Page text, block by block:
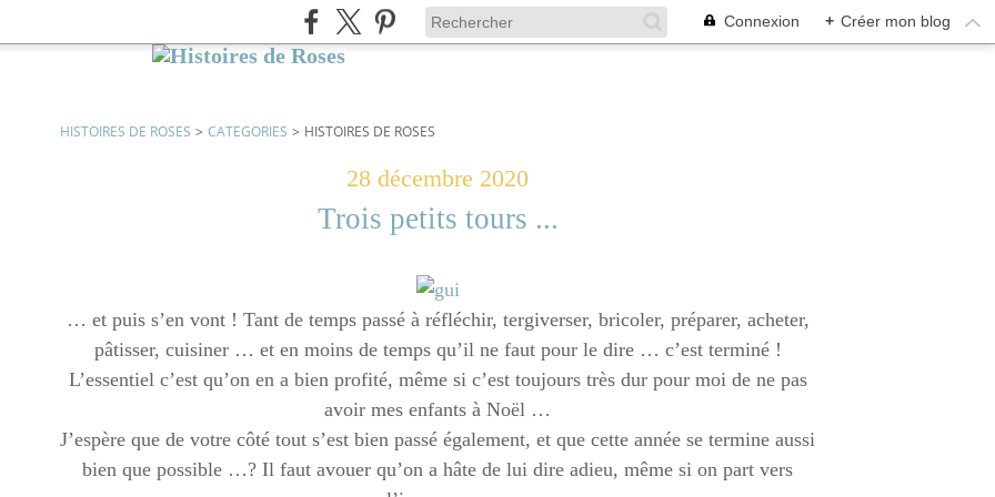
Connexion + Créer mon blog
HISTOIRES DE ROSES > CATEGORIES > HISTOIRES DE ROSES
28 décembre 2020
Trois petits tours ...
… et puis s’en vont ! Tant de temps passé à réfléchir, tergiverser, bricoler, préparer, acheter,
pâtisser, cuisiner … et en moins de temps qu’il ne faut pour le dire … c’est terminé !
L’essentiel c’est qu’on en a bien profité, même si c’est toujours très dur pour moi de ne pas
avoir mes enfants à Noël …
J’espère que de votre côté tout s’est bien passé également, et que cette année se termine aussi
bien que possible …? Il faut avouer qu’on a hâte de lui dire adieu, même si on part vers